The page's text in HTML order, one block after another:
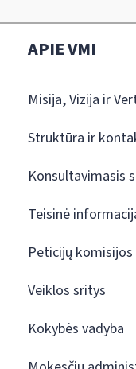
APIE VMI
Misija, Vizija ir
Struktūra ir
Konsultavimasis
Teisinė
Peticijų komisijos
Veiklos sritys
Kokybės vadyba